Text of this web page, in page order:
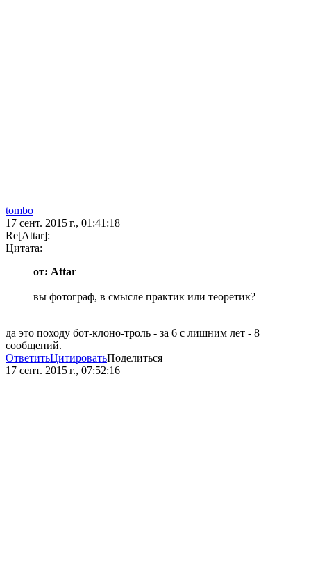
tombo
17 сент. 2015 г., 01:41:18
Re[Attar]:
Цитата:
от: Attar
вы фотограф, в смысле практик или теоретик?
да это походу бот-клоно-троль - за 6 с лишним лет - 8
сообщений.
ОтветитьЦитироватьПоделиться
17 сент. 2015 г., 07:52:16